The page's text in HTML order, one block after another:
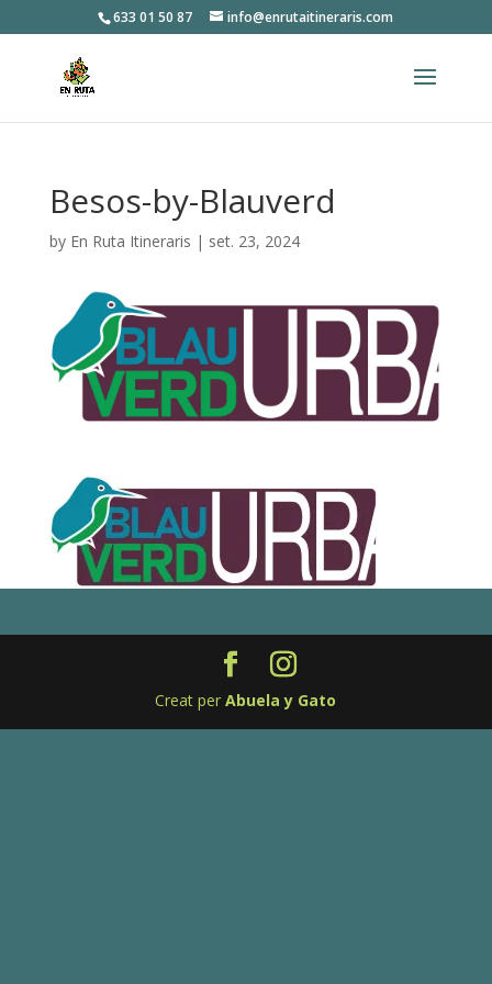
633 01 50 87 info@enrutaitineraris.com
Besos-by-Blauverd
by En Ruta Itineraris | set. 23, 2024
Creat perAbuela y Gato